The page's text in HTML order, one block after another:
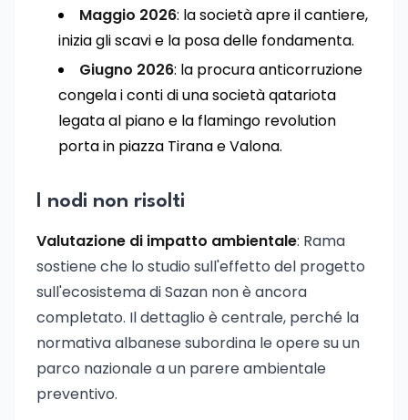
Maggio 2026: la società apre il cantiere,
inizia gli scavi e la posa delle fondamenta.
Giugno 2026: la procura anticorruzione
congela i conti di una società qatariota
legata al piano e la flamingo revolution
porta in piazza Tirana e Valona.
I nodi non risolti
Valutazione di impatto ambientale: Rama
sostiene che lo studio sull'effetto del progetto
sull'ecosistema di Sazan non è ancora
completato. Il dettaglio è centrale, perché la
normativa albanese subordina le opere su un
parco nazionale a un parere ambientale
preventivo.